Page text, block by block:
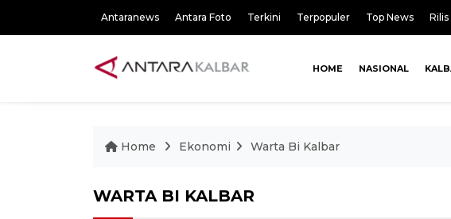
Antaranews Antara Foto Terkini Terpopuler Top News
HOME NASIONAL
Home Ekonomi Warta Bi Kalbar
WARTA BI KALBAR